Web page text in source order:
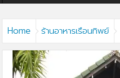
Home ร้านอาหารเรือนทิพย์